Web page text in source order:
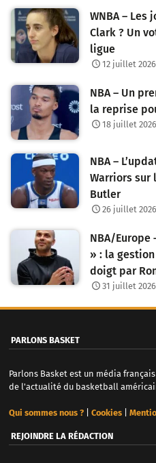
WNBA – Les
Clark ? Un
ligue
12 juillet
NBA – Un
la reprise
18 juillet
NBA –
Warriors sur
Butler
26 juillet
NBA/
» : la
doigt par
31 juillet
PARLONS BASKET
Parlons Basket est un média
de l'actualité du basketball
Qui sommes nous ?| Cookies|
REJOINDRE LA RÉDACTION